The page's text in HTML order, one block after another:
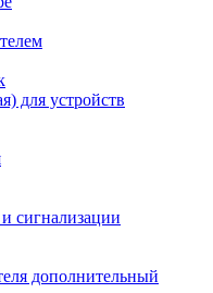
для устройств
сигнализации
дополнительный